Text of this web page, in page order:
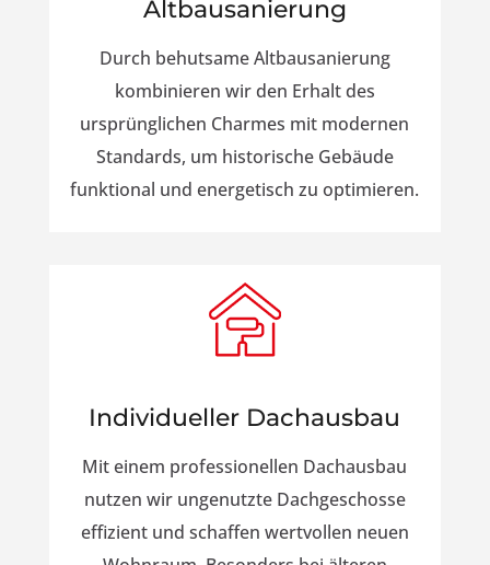
Altbausanierung
Durch behutsame Altbausanierung
kombinieren wir den Erhalt des
ursprünglichen Charmes mit modernen
Standards, um historische Gebäude
funktional und energetisch zu optimieren.
Individueller Dachausbau
Mit einem professionellen Dachausbau
nutzen wir ungenutzte Dachgeschosse
effizient und schaffen wertvollen neuen